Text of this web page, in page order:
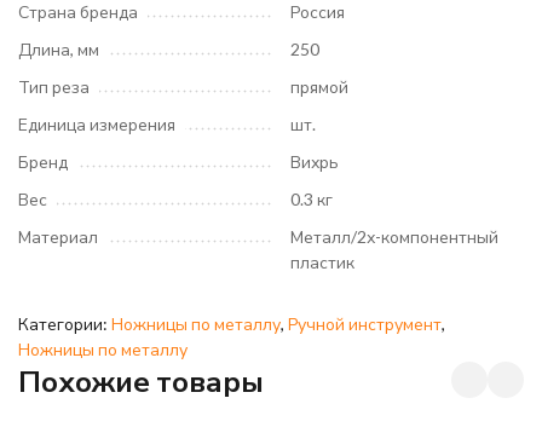
Страна бренда
Россия
Длина, мм
250
Тип реза
прямой
Единица измерения
шт.
Бренд
Вихрь
Вес
0.3 кг
Материал
Металл/2х-компонентный
пластик
Категории: Ножницы по металлу, Ручной инструмент,
Ножницы по металлу
Похожие товары